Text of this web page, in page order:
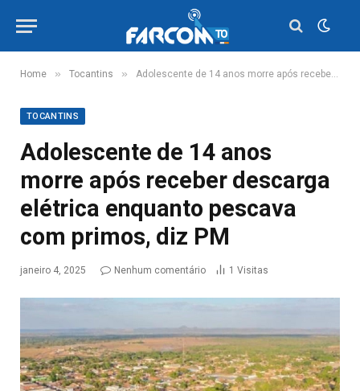
Home » Tocantins » Adolescente de 14 anos morre após receber descarga elétrica enquanto pescava com primos, diz PM
TOCANTINS
Adolescente de 14 anos
morre após receber descarga
elétrica enquanto pescava
com primos, diz PM
janeiro 4, 2025 Nenhum comentário 1 Visitas